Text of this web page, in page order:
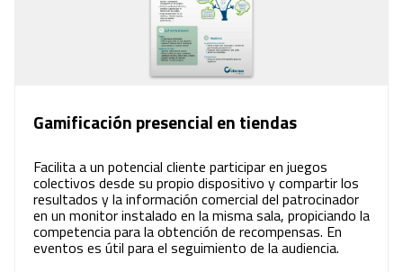
Gamificación presencial en tiendas
Facilita a un potencial cliente participar en juegos
colectivos desde su propio dispositivo y compartir los
resultados y la información comercial del patrocinador
en un monitor instalado en la misma sala, propiciando la
competencia para la obtención de recompensas. En
eventos es útil para el seguimiento de la audiencia.